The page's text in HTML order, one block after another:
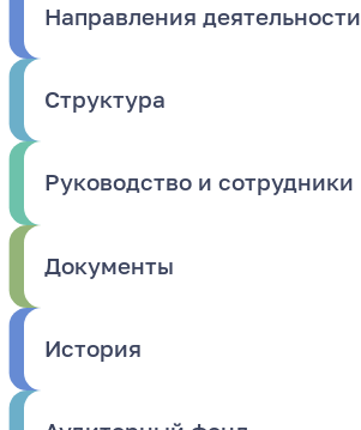
Направления деятельности
Структура
Руководство и сотрудники
Документы
История